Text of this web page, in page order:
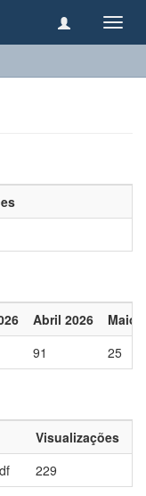
Abril 2026
Maio
91 25
Visualizações
229